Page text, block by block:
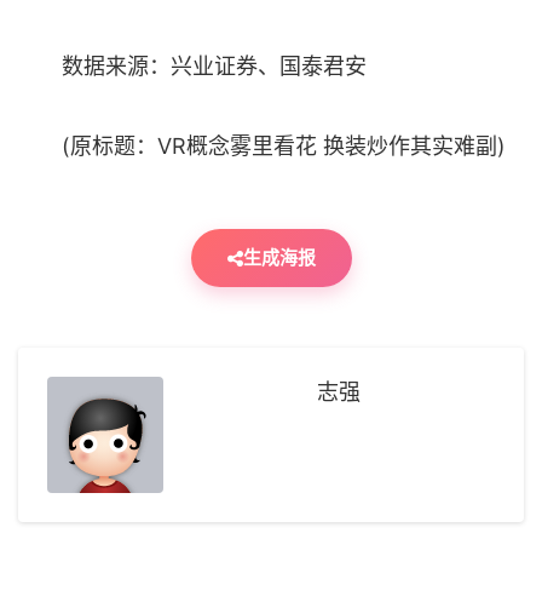
数据来源：兴业证券、国泰君安
(原标题：VR概念雾里看花 换装炒作其实难副)
生成海报
志强